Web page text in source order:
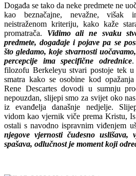
Događa se tako da neke predmete ne
kao beznačajne, nevažne, višak
neistraženom kriteriju, kako kaže
promatrača. Vidimo ali ne svaku
predmete, događaje i pojave pa se
što gledamo, koje stvarnosti
percepcije ima specifične odrednice.
filozofu Berkeleyu stvari postoje tek
smatra kako se osobine kod
Rene Descartes dovodi u sumnju
nepouzdan, slijepi smo za svijet oko
iz evanđelja današnje nedjelje.
vidom kao vjernik viče prema Kristu,
ostali s navodno ispravnim viđenjem
njegove vjernosti čudesno
spašava, odlučnost je moment koji